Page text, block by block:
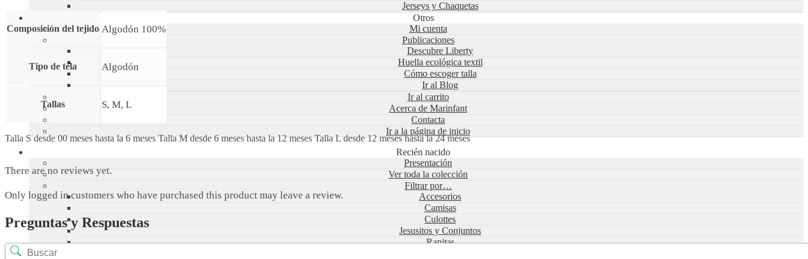
Jerseys y Chaquetas
Otros
Mi cuenta
Publicaciones
Descubre Liberty
Huella ecológica textil
Cómo escoger talla
Ir al Blog
Ir al carrito
Acerca de Marinfant
Contacta
Ir a la página de inicio
Recién nacido
Presentación
Ver toda la colección
Filtrar por…
Accesorios
Camisas
Culottes
Jesusitos y Conjuntos
Ranitas
Composición del tejido Algodón 100%
Tipo de tela Algodón
Tallas S, M, L
Talla S desde 00 meses hasta la 6 meses Talla M desde 6 meses hasta la 12 meses Talla L desde 12 meses hasta la 24 meses
There are no reviews yet.
Only logged in customers who have purchased this product may leave a review.
Preguntas y Respuestas